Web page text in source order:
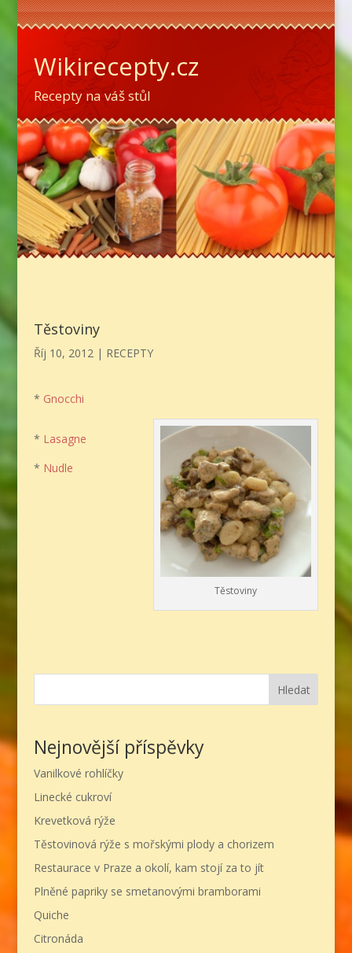
Wikirecepty.cz
Recepty na váš stůl
Těstoviny
Říj 10, 2012| RECEPTY
* Gnocchi
Těstoviny
* Lasagne
* Nudle
Hledat
Nejnovější příspěvky
Vanilkové rohlíčky
Linecké cukroví
Krevetková rýže
Těstovinová rýže s mořskými plody a chorizem
Restaurace v Praze a okolí, kam stojí za to jít
Plněné papriky se smetanovými bramborami
Quiche
Citronáda